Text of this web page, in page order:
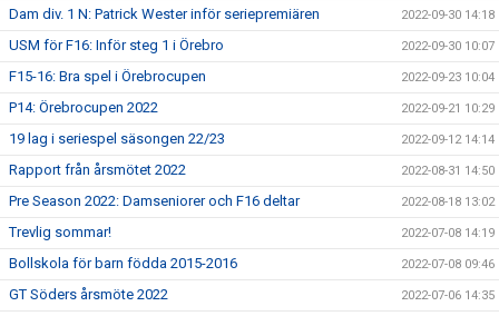
Dam div. 1 N: Patrick Wester inför seriepremiären 2022-09-30 14:18
USM för F16: Inför steg 1 i Örebro 2022-09-30 10:07
F15-16: Bra spel i Örebrocupen 2022-09-23 10:04
P14: Örebrocupen 2022 2022-09-21 10:29
19 lag i seriespel säsongen 22/23 2022-09-12 14:14
Rapport från årsmötet 2022 2022-08-31 14:50
Pre Season 2022: Damseniorer och F16 deltar 2022-08-18 13:02
Trevlig sommar! 2022-07-08 14:19
Bollskola för barn födda 2015-2016 2022-07-08 09:46
GT Söders årsmöte 2022 2022-07-06 14:35